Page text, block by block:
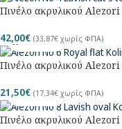
Πινέλο ακρυλικού
42,00€ (33,87€ χωρίς ΦΠΑ)
Πινέλο ακρυλικού
21,50€ (17,34€ χωρίς ΦΠΑ)
Πινέλο ακρυλικού